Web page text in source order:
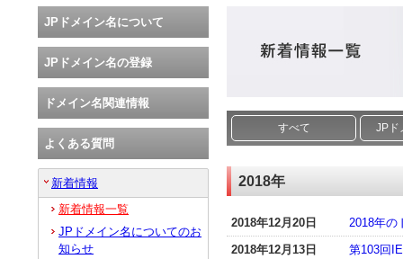
すべて JPド
2018年
2018年12月20日
2018年の
2018年12月13日
第103回
JPドメイン名について
JPドメイン名の登録
ドメイン名関連情報
よくある質問
新着情報
新着情報一覧
JPドメイン名についてのお
知らせ